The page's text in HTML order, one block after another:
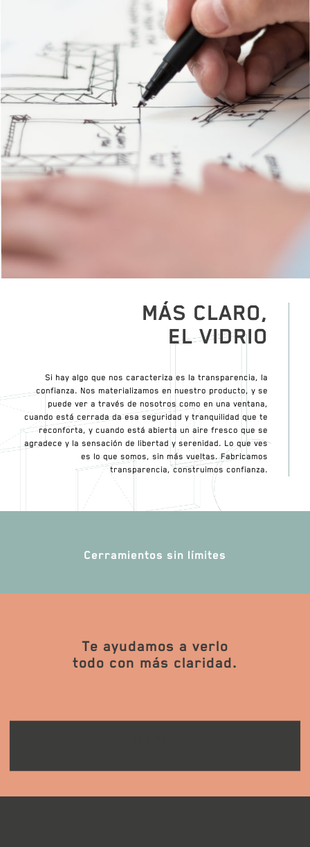
MÁS CLARO,
EL VIDRIO
Si hay algo que nos caracteriza es la transparencia, la
confianza. Nos materializamos en nuestro producto, y se
puede ver a través de nosotros como en una ventana,
cuando está cerrada da esa seguridad y tranquilidad que te
reconforta, y cuando está abierta un aire fresco que se
agradece y la sensación de libertad y serenidad. Lo que ves
es lo que somos, sin más vueltas.Fabricamos
transparencia, construimos confianza.
Cerramientos sin límites
Te ayudamos a verlo
todo con más claridad.